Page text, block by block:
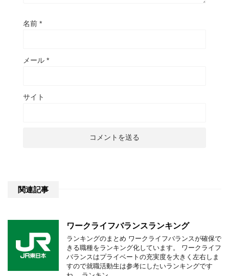
名前 *
メール *
サイト
関連記事
ワークライフバランスランキング
ランキングのまとめ ワークライフバランスが確保で
きる職種をランキング化しています。 ワークライフ
バランスはプライベートの充実度を大きく左右しま
すので就職活動生は参考にしたいランキングです